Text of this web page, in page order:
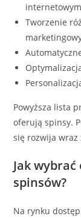
internetowym
Tworzenie
Powyższa lista
oferują spinsy.
się rozwija
Jak
spinsów?
Na rynku